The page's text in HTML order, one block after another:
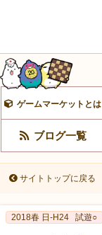
ゲームマーケットとは
ブログ一覧
サイトトップに戻る
2018春 日-H24 試遊○